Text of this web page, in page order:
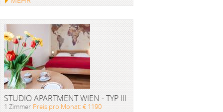
STUDIO APARTMENT WIEN - TYP III
1 Zimmer Preis pro Monat: € 1190